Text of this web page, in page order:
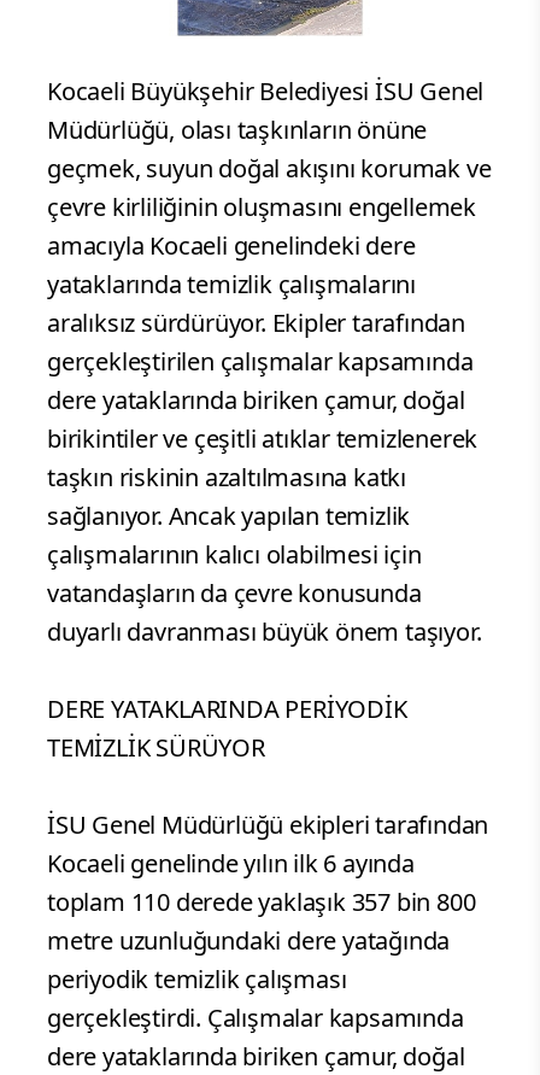
Kocaeli Büyükşehir Belediyesi İSU Genel
Müdürlüğü, olası taşkınların önüne
geçmek, suyun doğal akışını korumak ve
çevre kirliliğinin oluşmasını engellemek
amacıyla Kocaeli genelindeki dere
yataklarında temizlik çalışmalarını
aralıksız sürdürüyor. Ekipler tarafından
gerçekleştirilen çalışmalar kapsamında
dere yataklarında biriken çamur, doğal
birikintiler ve çeşitli atıklar temizlenerek
taşkın riskinin azaltılmasına katkı
sağlanıyor. Ancak yapılan temizlik
çalışmalarının kalıcı olabilmesi için
vatandaşların da çevre konusunda
duyarlı davranması büyük önem taşıyor.
DERE YATAKLARINDA PERİYODİK
TEMİZLİK SÜRÜYOR
İSU Genel Müdürlüğü ekipleri tarafından
Kocaeli genelinde yılın ilk 6 ayında
toplam 110 derede yaklaşık 357 bin 800
metre uzunluğundaki dere yatağında
periyodik temizlik çalışması
gerçekleştirdi. Çalışmalar kapsamında
dere yataklarında biriken çamur, doğal